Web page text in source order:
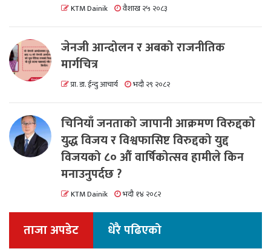
KTM Dainik वैशाख २५ २०८३
जेनजी आन्दोलन र अबको राजनीतिक
मार्गचित्र
प्रा. डा. ईन्दु आचार्य भदौ २९ २०८२
चिनियाँ जनताको जापानी आक्रमण विरुद्दको
युद्ध विजय र विश्वफासिष्ट विरुद्दको युद्द
विजयको ८० औं वार्षिकोत्सव हामीले किन
मनाउनुपर्दछ ?
KTM Dainik भदौ १४ २०८२
ताजा अपडेट धेरै पढिएको